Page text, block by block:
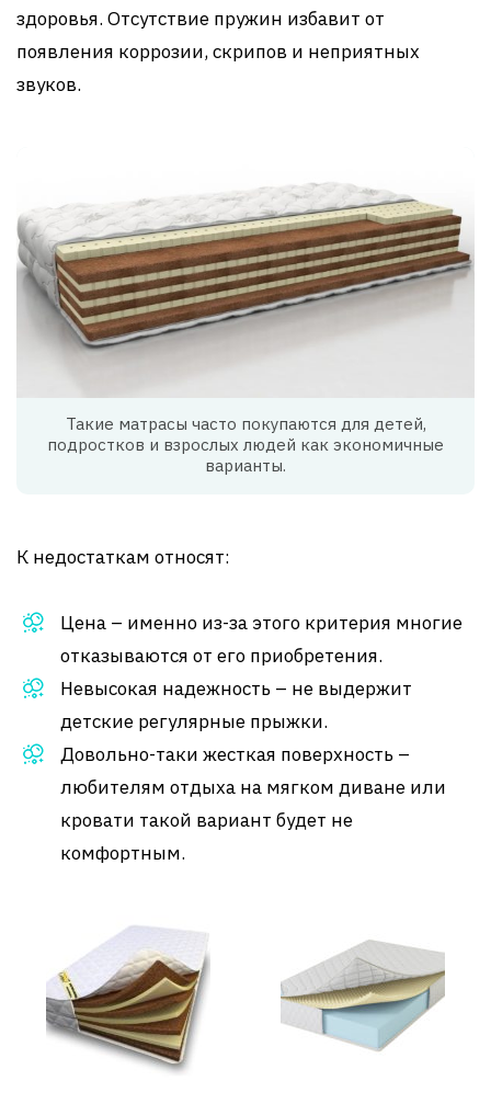
здоровья. Отсутствие пружин избавит от
появления коррозии, скрипов и неприятных
звуков.
Такие матрасы часто покупаются для детей,
подростков и взрослых людей как экономичные
варианты.
К недостаткам относят:
Цена – именно из-за этого критерия многие
отказываются от его приобретения.
Невысокая надежность – не выдержит
детские регулярные прыжки.
Довольно-таки жесткая поверхность –
любителям отдыха на мягком диване или
кровати такой вариант будет не
комфортным.